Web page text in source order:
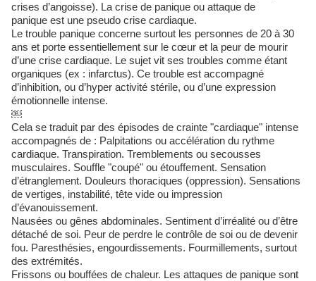
crises d’angoisse). La crise de panique ou attaque de
panique est une pseudo crise cardiaque.
Le trouble panique concerne surtout les personnes de 20 à 30
ans et porte essentiellement sur le cœur et la peur de mourir
d’une crise cardiaque. Le sujet vit ses troubles comme étant
organiques (ex : infarctus). Ce trouble est accompagné
d’inhibition, ou d’hyper activité stérile, ou d’une expression
émotionnelle intense.
￼
Cela se traduit par des épisodes de crainte "cardiaque" intense
accompagnés de : Palpitations ou accélération du rythme
cardiaque. Transpiration. Tremblements ou secousses
musculaires. Souffle "coupé" ou étouffement. Sensation
d’étranglement. Douleurs thoraciques (oppression). Sensations
de vertiges, instabilité, tête vide ou impression
d’évanouissement. 
Nausées ou gênes abdominales. Sentiment d’irréalité ou d’être
détaché de soi. Peur de perdre le contrôle de soi ou de devenir
fou. Paresthésies, engourdissements. Fourmillements, surtout
des extrémités. 
Frissons ou bouffées de chaleur. Les attaques de panique sont